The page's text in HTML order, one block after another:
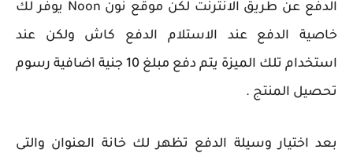
الدفع عن طريق الانترنت لكن موقع نون Noon يوفر لك
خاصية الدفع عند الاستلام الدفع كاش ولكن عند
استخدام تلك الميزة يتم دفع مبلغ 10 جنية اضافية رسوم
تحصيل المنتج .
بعد اختيار وسيلة الدفع تظهر لك خانة العنوان والتى